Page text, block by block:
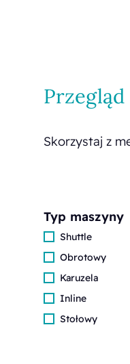
Skorzystaj z
Typ maszyny
Shuttle
Obrotowy
Karuzela
Inline
Stołowy